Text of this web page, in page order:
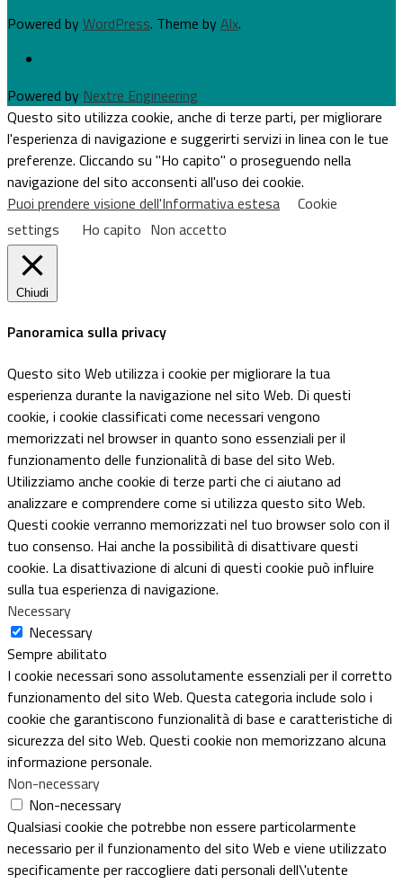
Powered byWordPress. Theme byAlx.
Powered by Nextre Engineering
Questo sito utilizza cookie, anche di terze parti, per migliorare
l'esperienza di navigazione e suggerirti servizi in linea con le tue
preferenze. Cliccando su "Ho capito" o proseguendo nella
navigazione del sito acconsenti all'uso dei cookie.
Puoi prendere visione dell'Informativa estesa
Cookie
settings
Ho capito Non accetto
Chiudi
Panoramica sulla privacy
Questo sito Web utilizza i cookie per migliorare la tua
esperienza durante la navigazione nel sito Web. Di questi
cookie, i cookie classificati come necessari vengono
memorizzati nel browser in quanto sono essenziali per il
funzionamento delle funzionalità di base del sito Web.
Utilizziamo anche cookie di terze parti che ci aiutano ad
analizzare e comprendere come si utilizza questo sito Web.
Questi cookie verranno memorizzati nel tuo browser solo con il
tuo consenso. Hai anche la possibilità di disattivare questi
cookie. La disattivazione di alcuni di questi cookie può influire
sulla tua esperienza di navigazione.
Necessary
Necessary
Sempre abilitato
I cookie necessari sono assolutamente essenziali per il corretto
funzionamento del sito Web. Questa categoria include solo i
cookie che garantiscono funzionalità di base e caratteristiche di
sicurezza del sito Web. Questi cookie non memorizzano alcuna
informazione personale.
Non-necessary
Non-necessary
Qualsiasi cookie che potrebbe non essere particolarmente
necessario per il funzionamento del sito Web e viene utilizzato
specificamente per raccogliere dati personali dell\'utente